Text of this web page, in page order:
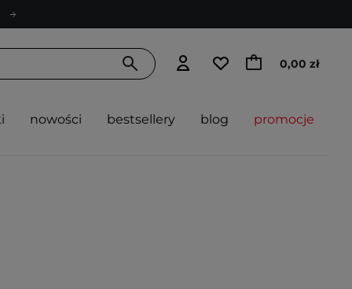
0,00 zł
nowości bestsellery blog promocje